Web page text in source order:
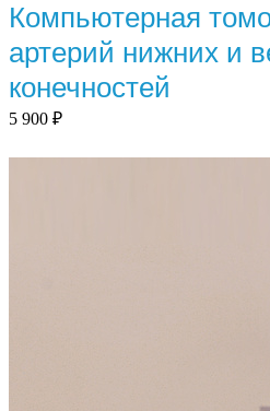
Компьютерная
артерий нижних и
конечностей
5 900 ₽